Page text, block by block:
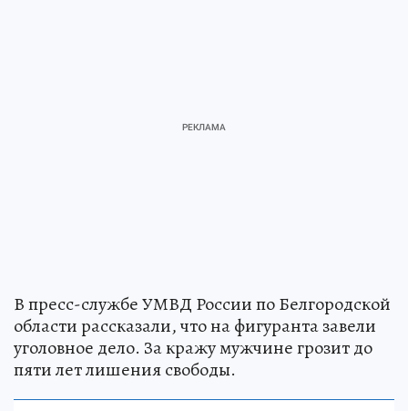
В пресс-службе УМВД России по Белгородской
области рассказали, что на фигуранта завели
уголовное дело. За кражу мужчине грозит до
пяти лет лишения свободы.